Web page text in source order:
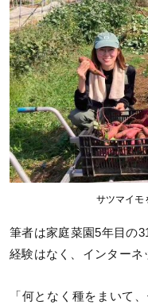
サツマイモ
筆者は家庭菜園5年目の
経験はなく、インターネ
「何となく種をまいて